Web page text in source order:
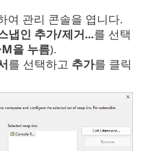
여 관리 콘솔을 엽니다.
냅인 추가/제거...를 선택
을 누름).
를 선택하고 추가를 클릭